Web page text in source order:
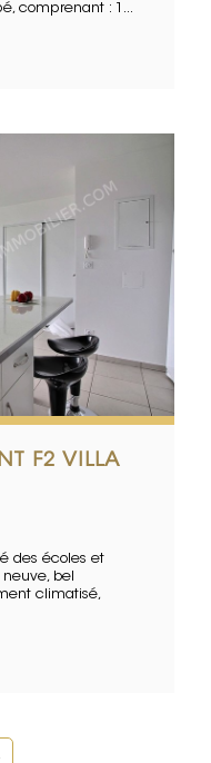
comprenant : 1...
F2 VILLA
des écoles et
bel
climatisé,